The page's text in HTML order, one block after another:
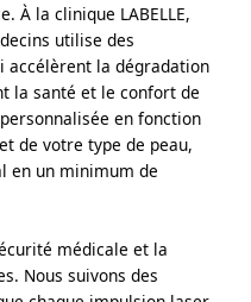
À la clinique LABELLE,
utilise des
accélèrent la dégradation
la santé et le confort de
en fonction
de votre type de peau,
en un minimum de
médicale et la
Nous suivons des